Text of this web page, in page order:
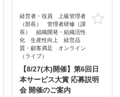
お気に入り経営者・役員 上級管理者
（部長） 管理者研修（課
長） 組織開発・組織活性
化 生産性向上 経営品
質・顧客満足 オンライン
（ライブ）
【8/27(木)開催】第6回日
本サービス大賞 応募説明
会 開催のご案内